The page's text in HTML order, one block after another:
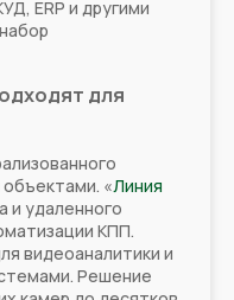
ERP и другими
для
«Линия
и удаленного
КПП.
видеоаналитики и
Решение